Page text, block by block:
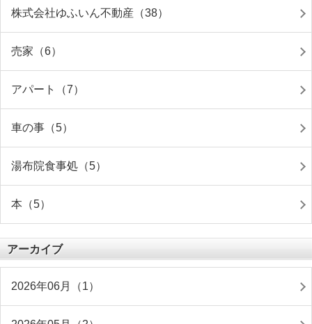
株式会社ゆふいん不動産（38）
売家（6）
アパート（7）
車の事（5）
湯布院食事処（5）
本（5）
アーカイブ
2026年06月（1）